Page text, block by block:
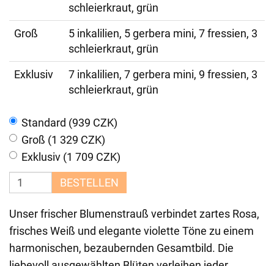
schleierkraut, grün
Groß
5 inkalilien, 5 gerbera mini, 7 fressien, 3
schleierkraut, grün
Exklusiv
7 inkalilien, 7 gerbera mini, 9 fressien, 3
schleierkraut, grün
Standard (939 CZK)
Groß (1 329 CZK)
Exklusiv (1 709 CZK)
BESTELLEN
Unser frischer Blumenstrauß verbindet zartes Rosa,
frisches Weiß und elegante violette Töne zu einem
harmonischen, bezaubernden Gesamtbild. Die